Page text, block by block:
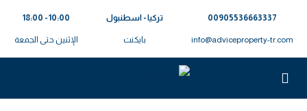
00905536663337⁩
info@adviceproperty-tr.com
تركيا - اسطنبول
بايكنت
10:00 - 18:00
الإثنين حتى الجمعة